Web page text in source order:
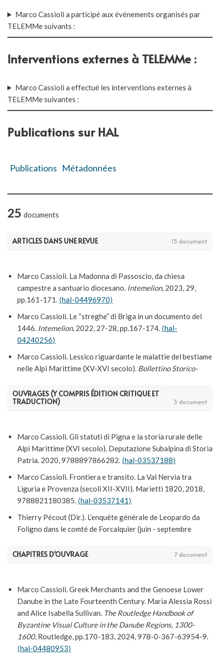
Marco Cassioli a participé aux événements organisés par
TELEMMe suivants :
Interventions externes à TELEMMe :
Marco Cassioli a effectué les interventions externes à
TELEMMe suivantes :
Publications sur HAL
Publications Métadonnées
25 documents
ARTICLES DANS UNE REVUE 15 document
Marco Cassioli. La Madonna di Passoscio, da chiesa
campestre a santuario diocesano. Intemelion, 2023, 29,
pp.161-171. ⟨hal-04496970⟩
Marco Cassioli. Le “streghe” di Briga in un documento del
1446. Intemelion, 2022, 27-28, pp.167-174. ⟨hal-
04240256⟩
Marco Cassioli. Lessico riguardante le malattie del bestiame
nelle Alpi Marittime (XV-XVI secolo). Bollettino Storico-
03537244⟩
Marco Cassioli. I beni del priorato benedettino di S. Michele
Benedictina , 2020, 67 (1), pp.81-91.
⟨hal-03537263⟩
Marco Cassioli. Mobility and Wax Trade in the Black Sea
Region: The Merchants of Kilia, 1360-1361.Hiperboreea
2020, 7 (1), pp.1-16.
⟨hal-03537234⟩
Marco Cassioli. I tartari di Bessarabia e l’Impero russo: la
convenzione del 1770.Romanoslavica
84.
⟨hal-03539263⟩
Marco Cassioli. Donare pesce e i suoi significati. Intorno al
(1446).Revista Arhivelor / Archives Review
, 2017, XCIV (1-
Analisi di un contratto di affitto degli ovini (XVI secolo).
Bollettino Storico-Bibliografico Subalpino, 2017, CXV (1),
pp.173-184.⟨hal-03537215⟩
Marco Cassioli. Lo spettro della pace di Belgrado nella
“Rimostranza alla corte di Roma” di Joseph Maria von Thun-
OUVRAGES (Y COMPRIS ÉDITION CRITIQUE ET
TRADUCTION)
3 document
Marco Cassioli. Gli statuti di Pigna e la storia rurale delle
Alpi Marittime (XVI secolo). Deputazione Subalpina di Storia
Patria. 2020, 9788897866282. ⟨hal-03537188⟩
Marco Cassioli. Frontiera e transito. La Val Nervia tra
Liguria e Provenza (secoli XII-XVII). Marietti 1820, 2018,
9788821180385. ⟨hal-03537141⟩
Thierry Pécout (Dir.). L’enquête générale de Leopardo da
Foligno dans le comté de Forcalquier (juin - septembre
scientifiques, 74, 1285 p., 2017, Collection de documents
CHAPITRES D'OUVRAGE 7 document
Marco Cassioli. Greek Merchants and the Genoese Lower
Danube in the Late Fourteenth Century. Maria Alessia Rossi
and Alice Isabella Sullivan. The Routledge Handbook of
Byzantine Visual Culture in the Danube Regions, 1300-
1600, Routledge, pp.170-183, 2024, 978-0-367-63954-9.
⟨hal-04480953⟩